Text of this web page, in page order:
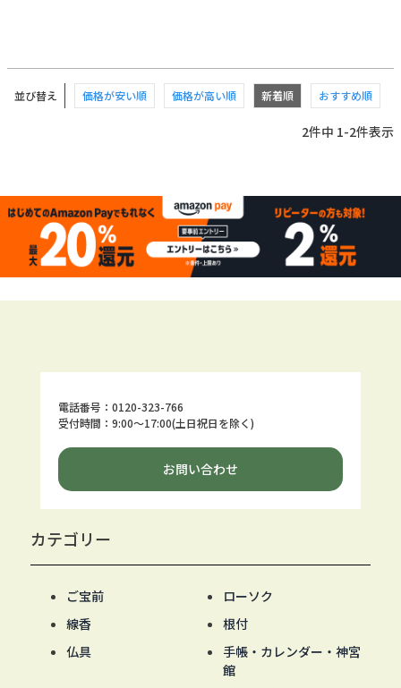
並び替え 価格が安い順 価格が高い順 新着順 おすすめ順
2件中 1-2件表示
電話番号：0120-323-766
受付時間：9:00～17:00(土日祝日を除く)
お問い合わせ
カテゴリー
ご宝前
ローソク
線香
根付
仏具
手帳・カレンダー・神宮
館